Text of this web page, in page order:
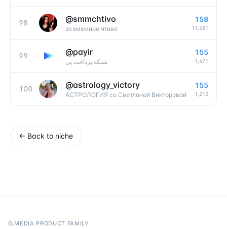
98 @smmchtivo
эсэмемное чтиво
158
11,581
99 @payir
شبکه پرداخت پی
155
1,471
100 @astrology_victory
АСТРОЛОГИЯ со Светланой Викторовой
155
1,212
← Back to niche
G.MEDIA PRODUCT FAMILY